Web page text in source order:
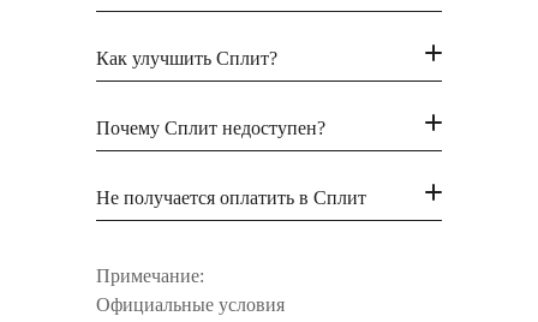
Как улучшить Сплит?
Почему Сплит недоступен?
Не получается оплатить в Сплит
Примечание:
Официальные условия